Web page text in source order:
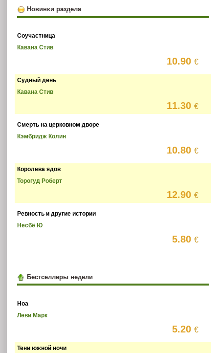
Новинки раздела
Соучастница
Кавана Стив
10.90€
Судный день
Кавана Стив
11.30€
Смерть на церковном дворе
Кэмбридж Колин
10.80€
Королева ядов
Торогуд Роберт
12.90€
Ревность и другие истории
Несбё Ю
5.80€
Бестселлеры недели
Ноа
Леви Марк
5.20€
Тени южной ночи